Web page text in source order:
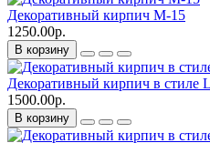
Декоративный кирпич M-15
1250.00р.
В корзину
Декоративный кирпич в стиле
1500.00р.
В корзину